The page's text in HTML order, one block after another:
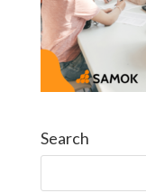
Search